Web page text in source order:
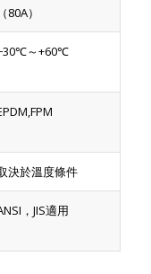
（80A）
～+60℃
決於溫度條件
，JIS適用